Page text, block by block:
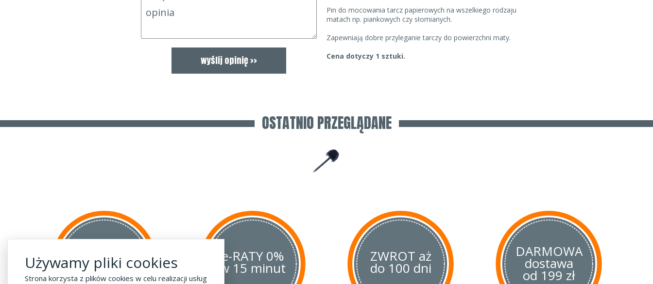
Pin do mocowania tarcz papierowych na wszelkiego rodzaju
matach np. piankowych czy słomianych.
Zapewniają dobre przyleganie tarczy do powierzchni maty.
Cena dotyczy 1 sztuki.
OSTATNIO PRZEGLĄDANE
do krajów UE
za 55 zł
e-RATY 0%
w 15 minut
ZWROT aż
do 100 dni
DARMOWA
dostawa
od 199 zł
Używamy pliki cookies
Strona korzysta z plików cookies w celu realizacji usług